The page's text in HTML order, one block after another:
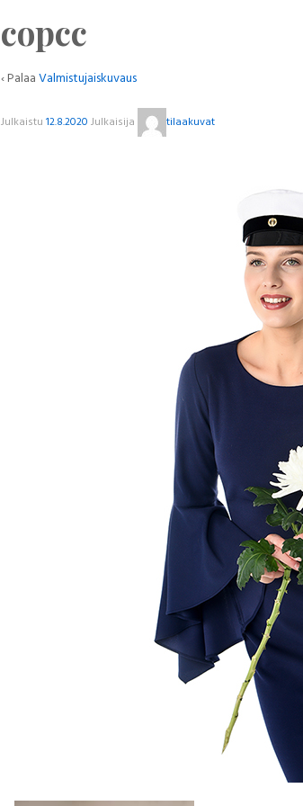
copcc
‹ PalaaValmistujaiskuvaus
Julkaistu 12.8.2020 Julkaisija tilaakuvat